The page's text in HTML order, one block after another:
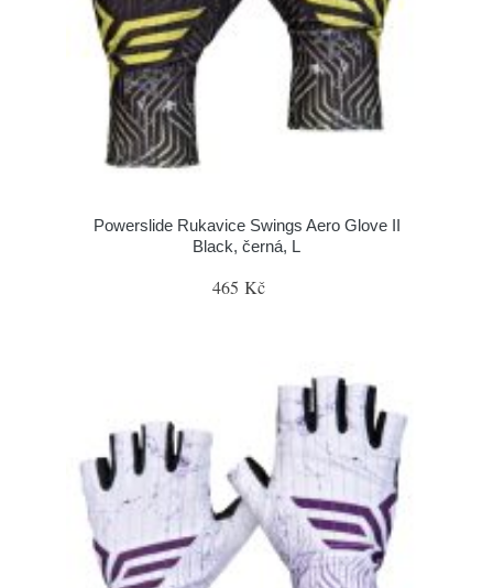
Powerslide Rukavice Swings Aero Glove II
Black, černá, L
465 Kč